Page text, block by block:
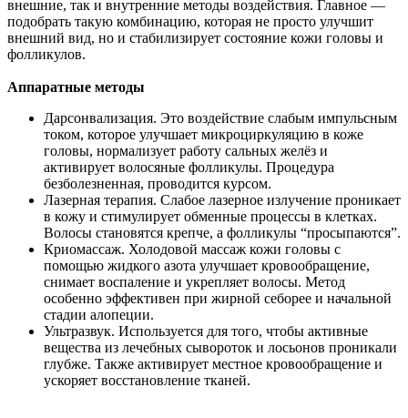
внешние, так и внутренние методы воздействия. Главное —
подобрать такую комбинацию, которая не просто улучшит
внешний вид, но и стабилизирует состояние кожи головы и
фолликулов.
Аппаратные методы
Дарсонвализация. Это воздействие слабым импульсным
током, которое улучшает микроциркуляцию в коже
головы, нормализует работу сальных желёз и
активирует волосяные фолликулы. Процедура
безболезненная, проводится курсом.
Лазерная терапия. Слабое лазерное излучение проникает
в кожу и стимулирует обменные процессы в клетках.
Волосы становятся крепче, а фолликулы “просыпаются”.
Криомассаж. Холодовой массаж кожи головы с
помощью жидкого азота улучшает кровообращение,
снимает воспаление и укрепляет волосы. Метод
особенно эффективен при жирной себорее и начальной
стадии алопеции.
Ультразвук. Используется для того, чтобы активные
вещества из лечебных сывороток и лосьонов проникали
глубже. Также активирует местное кровообращение и
ускоряет восстановление тканей.